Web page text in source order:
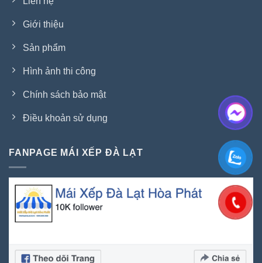
Giới thiệu
Sản phẩm
Hình ảnh thi công
Chính sách bảo mật
Điều khoản sử dụng
FANPAGE MÁI XẾP ĐÀ LẠT